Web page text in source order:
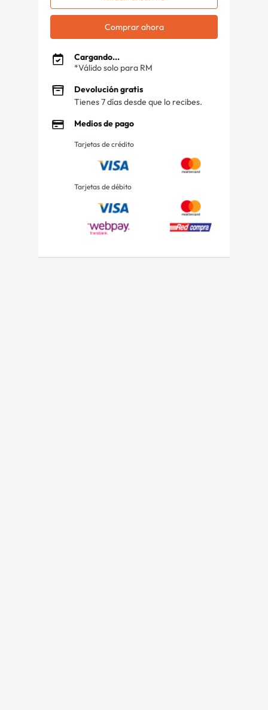
Comprar ahora
Cargando...
*Válido solo para RM
Devolución gratis
Tienes 7 días desde que lo recibes.
Medios de pago
Tarjetas de crédito
Tarjetas de débito